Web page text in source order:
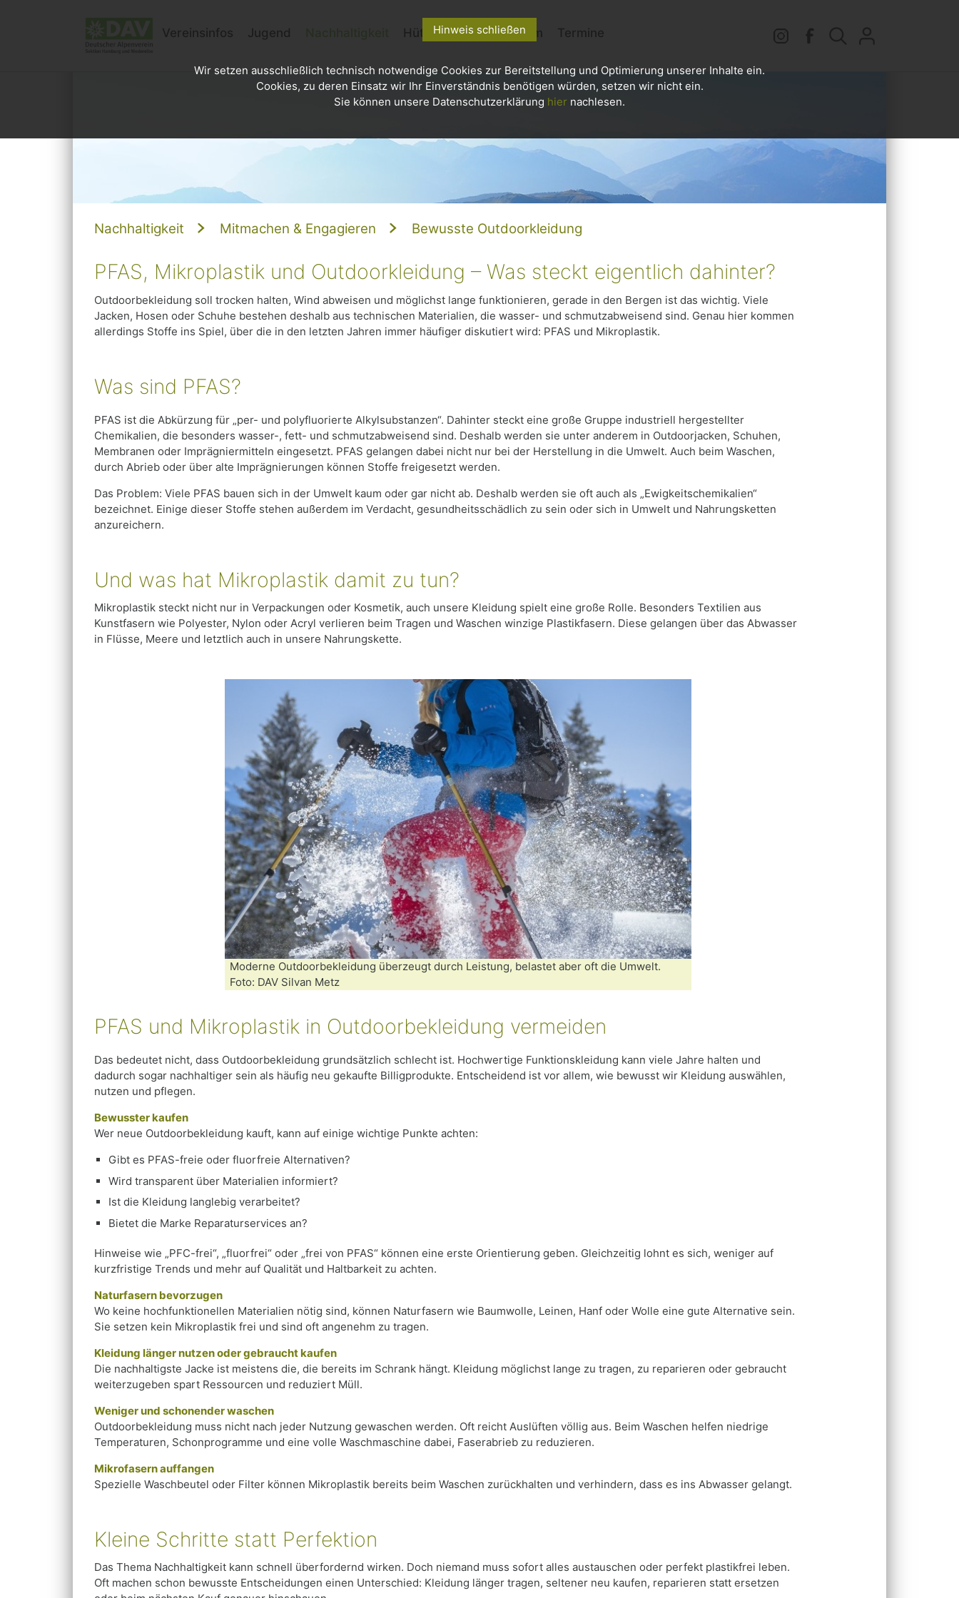
Vereinsinfos Jugend Hütten Kletterzentrum Termine
Nachhaltigkeit Mitmachen & Engagieren Bewusste Outdoorkleidung
PFAS, Mikroplastik und Outdoorkleidung – Was steckt eigentlich dahinter?
Outdoorbekleidung soll trocken halten, Wind abweisen und möglichst lange funktionieren, gerade in den Bergen ist das wichtig. Viele
Jacken, Hosen oder Schuhe bestehen deshalb aus technischen Materialien, die wasser- und schmutzabweisend sind. Genau hier kommen
allerdings Stoffe ins Spiel, über die in den letzten Jahren immer häufiger diskutiert wird: PFAS und Mikroplastik.
Was sind PFAS?
PFAS ist die Abkürzung für „per- und polyfluorierte Alkylsubstanzen“. Dahinter steckt eine große Gruppe industriell hergestellter
Chemikalien, die besonders wasser-, fett- und schmutzabweisend sind. Deshalb werden sie unter anderem in Outdoorjacken, Schuhen,
Membranen oder Imprägniermitteln eingesetzt. PFAS gelangen dabei nicht nur bei der Herstellung in die Umwelt. Auch beim Waschen,
durch Abrieb oder über alte Imprägnierungen können Stoffe freigesetzt werden.
Das Problem: Viele PFAS bauen sich in der Umwelt kaum oder gar nicht ab. Deshalb werden sie oft auch als „Ewigkeitschemikalien“
bezeichnet. Einige dieser Stoffe stehen außerdem im Verdacht, gesundheitsschädlich zu sein oder sich in Umwelt und Nahrungsketten
anzureichern.
Und was hat Mikroplastik damit zu tun?
Mikroplastik steckt nicht nur in Verpackungen oder Kosmetik, auch unsere Kleidung spielt eine große Rolle. Besonders Textilien aus
Kunstfasern wie Polyester, Nylon oder Acryl verlieren beim Tragen und Waschen winzige Plastikfasern. Diese gelangen über das Abwasser
in Flüsse, Meere und letztlich auch in unsere Nahrungskette.
Moderne Outdoorbekleidung überzeugt durch Leistung, belastet aber oft die Umwelt.
Foto: DAV Silvan Metz
PFAS und Mikroplastik in Outdoorbekleidung vermeiden
Das bedeutet nicht, dass Outdoorbekleidung grundsätzlich schlecht ist. Hochwertige Funktionskleidung kann viele Jahre halten und
dadurch sogar nachhaltiger sein als häufig neu gekaufte Billigprodukte. Entscheidend ist vor allem, wie bewusst wir Kleidung auswählen,
nutzen und pflegen.
Bewusster kaufen
Wer neue Outdoorbekleidung kauft, kann auf einige wichtige Punkte achten:
Gibt es PFAS-freie oder fluorfreie Alternativen?
Wird transparent über Materialien informiert?
Ist die Kleidung langlebig verarbeitet?
Bietet die Marke Reparaturservices an?
Hinweise wie „PFC-frei“, „fluorfrei“ oder „frei von PFAS“ können eine erste Orientierung geben. Gleichzeitig lohnt es sich, weniger auf
kurzfristige Trends und mehr auf Qualität und Haltbarkeit zu achten.
Naturfasern bevorzugen
Wo keine hochfunktionellen Materialien nötig sind, können Naturfasern wie Baumwolle, Leinen, Hanf oder Wolle eine gute Alternative sein.
Sie setzen kein Mikroplastik frei und sind oft angenehm zu tragen.
Kleidung länger nutzen oder gebraucht kaufen
Die nachhaltigste Jacke ist meistens die, die bereits im Schrank hängt. Kleidung möglichst lange zu tragen, zu reparieren oder gebraucht
weiterzugeben spart Ressourcen und reduziert Müll.
Weniger und schonender waschen
Outdoorbekleidung muss nicht nach jeder Nutzung gewaschen werden. Oft reicht Auslüften völlig aus. Beim Waschen helfen niedrige
Temperaturen, Schonprogramme und eine volle Waschmaschine dabei, Faserabrieb zu reduzieren.
Mikrofasern auffangen
Spezielle Waschbeutel oder Filter können Mikroplastik bereits beim Waschen zurückhalten und verhindern, dass es ins Abwasser gelangt.
Kleine Schritte statt Perfektion
Das Thema Nachhaltigkeit kann schnell überfordernd wirken. Doch niemand muss sofort alles austauschen oder perfekt plastikfrei leben.
Oft machen schon bewusste Entscheidungen einen Unterschied: Kleidung länger tragen, seltener neu kaufen, reparieren statt ersetzen
Hinweis schließen
Wir setzen ausschließlich technisch notwendige Cookies zur Bereitstellung und Optimierung unserer Inhalte ein.
Cookies, zu deren Einsatz wir Ihr Einverständnis benötigen würden, setzen wir nicht ein.
Sie können unsere Datenschutzerklärung hier nachlesen.